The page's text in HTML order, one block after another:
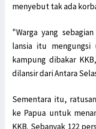
menyebut tak ada
"Warga yang
lansia itu mengungsi
kampung dibakar
dilansir dari Antara
Sementara itu,
ke Papua untuk
KKB. Sebanyak 122